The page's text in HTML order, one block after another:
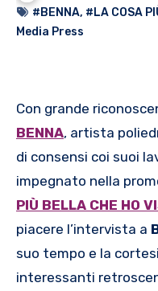
#BENNA, #LA COSA
Media Press
Con grande
BENNA, artista
di consensi coi suoi
impegnato nella
PIÙ BELLA CHE HO
piacere l’intervista a
suo tempo e la
interessanti